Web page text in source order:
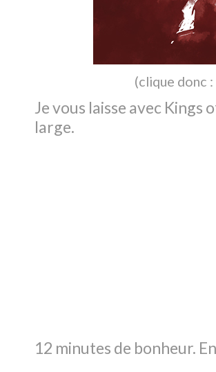
(clique donc
Je vous laisse avec Kings
large.
12 minutes de bonheur.